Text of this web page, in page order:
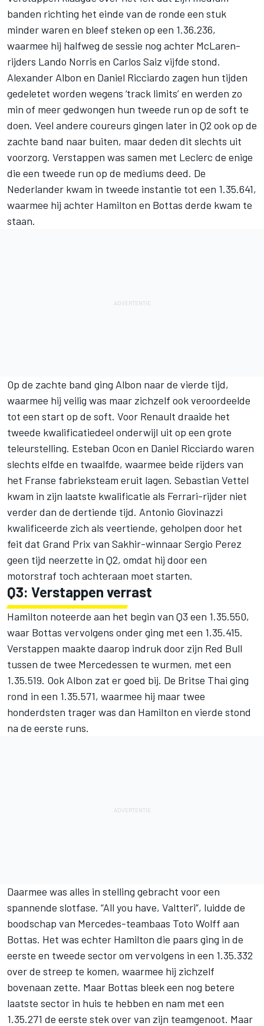
banden richting het einde van de ronde een stuk
minder waren en bleef steken op een 1.36.236,
waarmee hij halfweg de sessie nog achter McLaren-
rijders Lando Norris en Carlos Saiz vijfde stond.
Alexander Albon en Daniel Ricciardo zagen hun tijden
gedeletet worden wegens ‘track limits’ en werden zo
min of meer gedwongen hun tweede run op de soft te
doen. Veel andere coureurs gingen later in Q2 ook op de
zachte band naar buiten, maar deden dit slechts uit
voorzorg. Verstappen was samen met Leclerc de enige
die een tweede run op de mediums deed. De
Nederlander kwam in tweede instantie tot een 1.35.641,
waarmee hij achter Hamilton en Bottas derde kwam te
staan.
Op de zachte band ging Albon naar de vierde tijd,
waarmee hij veilig was maar zichzelf ook veroordeelde
tot een start op de soft. Voor Renault draaide het
tweede kwalificatiedeel onderwijl uit op een grote
teleurstelling. Esteban Ocon en Daniel Ricciardo waren
slechts elfde en twaalfde, waarmee beide rijders van
het Franse fabrieksteam eruit lagen. Sebastian Vettel
kwam in zijn laatste kwalificatie als Ferrari-rijder niet
verder dan de dertiende tijd. Antonio Giovinazzi
kwalificeerde zich als veertiende, geholpen door het
feit dat Grand Prix van Sakhir-winnaar Sergio Perez
geen tijd neerzette in Q2, omdat hij door een
motorstraf toch achteraan moet starten.
Q3: Verstappen verrast
Hamilton noteerde aan het begin van Q3 een 1.35.550,
waar Bottas vervolgens onder ging met een 1.35.415.
Verstappen maakte daarop indruk door zijn Red Bull
tussen de twee Mercedessen te wurmen, met een
1.35.519. Ook Albon zat er goed bij. De Britse Thai ging
rond in een 1.35.571, waarmee hij maar twee
honderdsten trager was dan Hamilton en vierde stond
na de eerste runs.
Daarmee was alles in stelling gebracht voor een
spannende slotfase. “All you have, Valtteri”, luidde de
boodschap van Mercedes-teambaas Toto Wolff aan
Bottas. Het was echter Hamilton die paars ging in de
eerste en tweede sector om vervolgens in een 1.35.332
over de streep te komen, waarmee hij zichzelf
bovenaan zette. Maar Bottas bleek een nog betere
laatste sector in huis te hebben en nam met een
1.35.271 de eerste stek over van zijn teamgenoot. Maar